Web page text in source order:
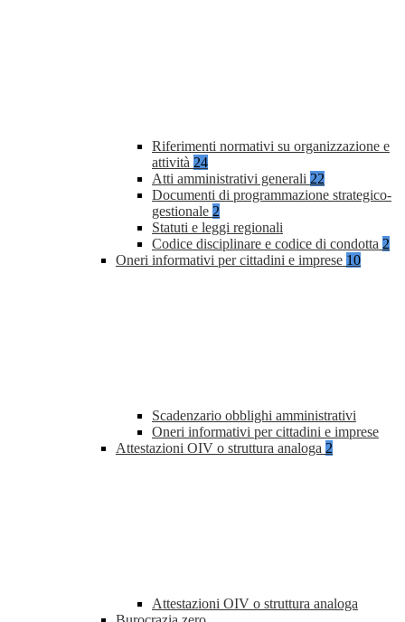
Riferimenti normativi su organizzazione e
attività 24
Atti amministrativi generali 22
Documenti di programmazione strategico-
gestionale 2
Statuti e leggi regionali
Codice disciplinare e codice di condotta 2
Oneri informativi per cittadini e imprese 10
Scadenzario obblighi amministrativi
Oneri informativi per cittadini e imprese
Attestazioni OIV o struttura analoga 2
Attestazioni OIV o struttura analoga